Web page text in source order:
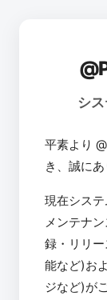
シ
平素より
き、誠にあ
現在システ
メンテナ
録・リリ
能など)お
ジなど)が